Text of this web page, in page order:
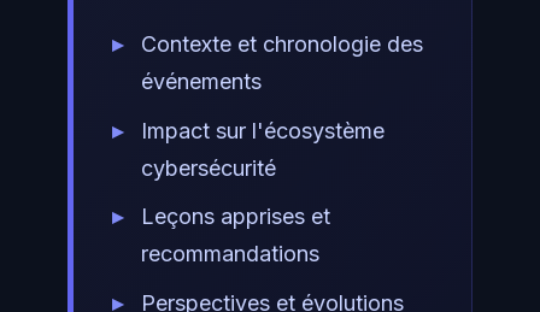
Contexte et chronologie des
événements
Impact sur l'écosystème
cybersécurité
Leçons apprises et
recommandations
Perspectives et évolutions